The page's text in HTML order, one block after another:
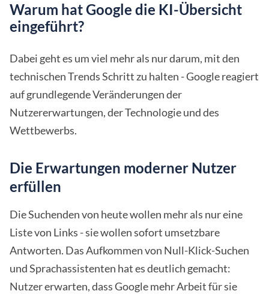
Warum hat Google die KI-Übersicht
eingeführt?
Dabei geht es um viel mehr als nur darum, mit den
technischen Trends Schritt zu halten - Google reagiert
auf grundlegende Veränderungen der
Nutzererwartungen, der Technologie und des
Wettbewerbs.
Die Erwartungen moderner Nutzer
erfüllen
Die Suchenden von heute wollen mehr als nur eine
Liste von Links - sie wollen sofort umsetzbare
Antworten. Das Aufkommen von Null-Klick-Suchen
und Sprachassistenten hat es deutlich gemacht:
Nutzer erwarten, dass Google mehr Arbeit für sie